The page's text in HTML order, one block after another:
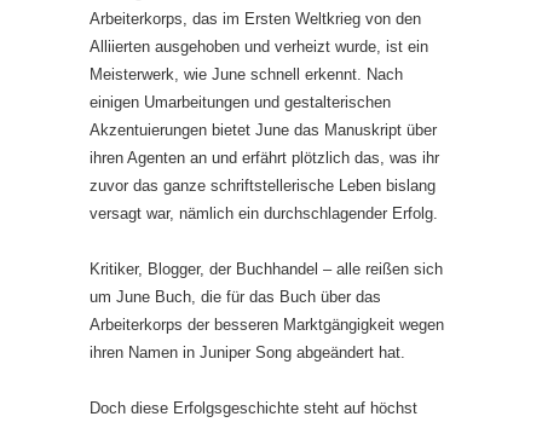
Arbeiterkorps, das im Ersten Weltkrieg von den
Alliierten ausgehoben und verheizt wurde, ist ein
Meisterwerk, wie June schnell erkennt. Nach
einigen Umarbeitungen und gestalterischen
Akzentuierungen bietet June das Manuskript über
ihren Agenten an und erfährt plötzlich das, was ihr
zuvor das ganze schriftstellerische Leben bislang
versagt war, nämlich ein durchschlagender Erfolg.
Kritiker, Blogger, der Buchhandel – alle reißen sich
um June Buch, die für das Buch über das
Arbeiterkorps der besseren Marktgängigkeit wegen
ihren Namen in Juniper Song abgeändert hat.
Doch diese Erfolgsgeschichte steht auf höchst